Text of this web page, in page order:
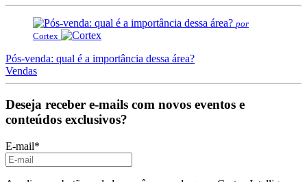
por
Cortex
Pós-venda: qual é a importância dessa área?
Vendas
Deseja receber e-mails com novos eventos e
conteúdos exclusivos?
E-mail*